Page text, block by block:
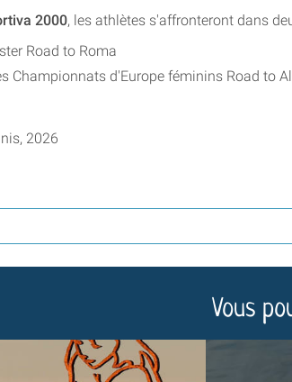
2000, les athlètes s'affronteront dans
Road to Roma
Championnats d'Europe féminins Road to
Vous